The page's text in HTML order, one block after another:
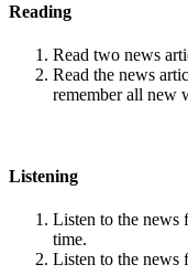
Reading
Read two news
Read the news
remember all new
Listening
Listen to the news
time.
Listen to the news